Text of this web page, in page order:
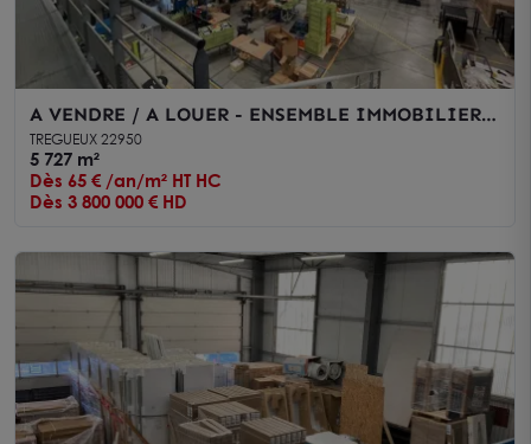
A VENDRE / A LOUER - ENSEMBLE IMMOBILIER
DE 5 727 M² - TREGUEUX
TREGUEUX 22950
5 727 m²
Dès 65 € /an/m² HT HC
Dès 3 800 000 € HD